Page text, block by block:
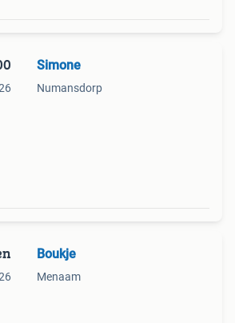
Simone
Numansdorp
Boukje
Menaam